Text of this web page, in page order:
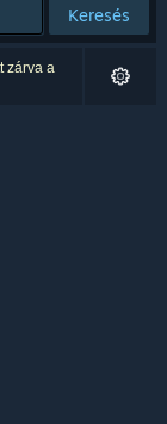
Keresés
zárva a